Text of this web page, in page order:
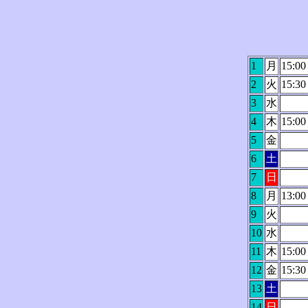
1
月 15:00
2
火 15:30
3
水
4
木 15:00
5
金
6
土
7
日
8
月 13:00
9
火
10 水
11
木 15:00
12 金 15:30
13 土